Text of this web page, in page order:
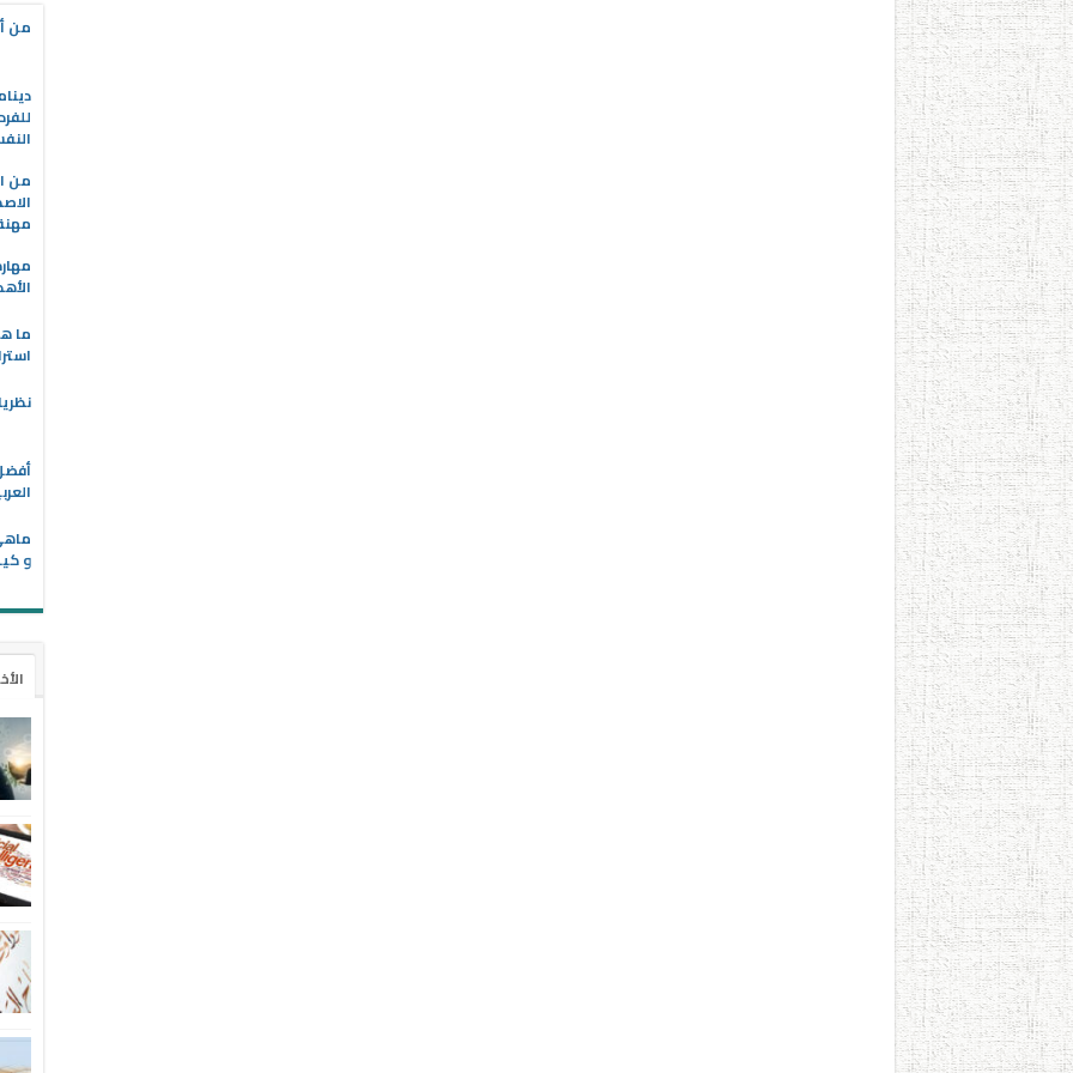
من
من
ما
و